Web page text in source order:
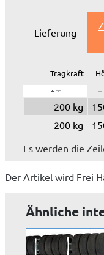
Lieferung
Tragkraft
200 kg
200 kg
Es werden die
Der Artikel wird Frei
Ähnliche